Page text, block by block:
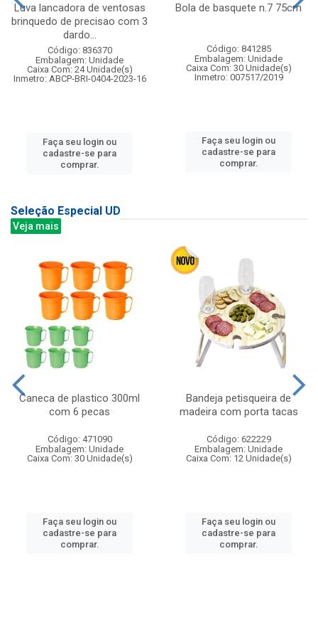
Luva lancadora de ventosas
brinquedo de precisao com 3
dardo...
Código: 836370
Embalagem: Unidade
Caixa Com: 24 Unidade(s)
Inmetro: ABCP-BRI-0404-2023-16
Faça seu login ou
cadastre-se para
comprar.
Bola de basquete n.7 75cm
Código: 841285
Embalagem: Unidade
Caixa Com: 30 Unidade(s)
Inmetro: 007517/2019
Faça seu login ou
cadastre-se para
comprar.
Seleção Especial UD
Veja mais
Caneca de plastico 300ml
com 6 pecas
Código: 471090
Embalagem: Unidade
Caixa Com: 30 Unidade(s)
Faça seu login ou
cadastre-se para
comprar.
Bandeja petisqueira de
madeira com porta tacas
Código: 622229
Embalagem: Unidade
Caixa Com: 12 Unidade(s)
Faça seu login ou
cadastre-se para
comprar.